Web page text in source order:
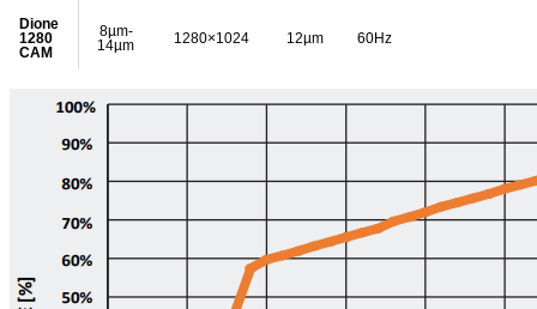
Dione
1280
CAM
8µm-
14µm
1280×1024 12µm 60Hz